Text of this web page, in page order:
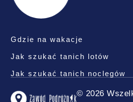
Gdzie na wakacje
Jak szukać tanich lotów
Jak szukać tanich noclegów
© 2026